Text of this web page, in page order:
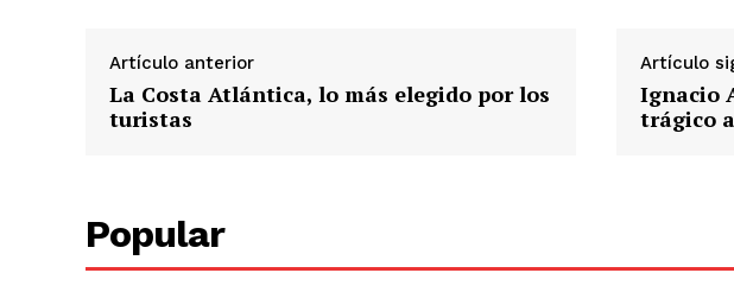
Artículo anterior
La Costa Atlántica, lo más elegido por los
turistas
Artículo
Ignacio
trágico
Popular